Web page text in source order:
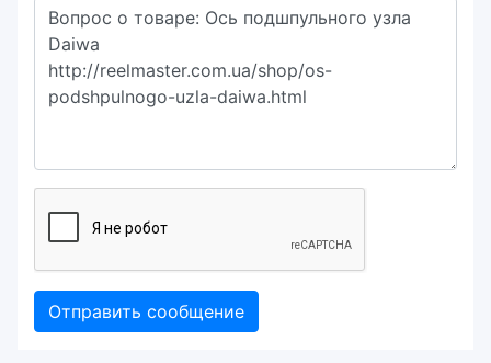
Отправить сообщение